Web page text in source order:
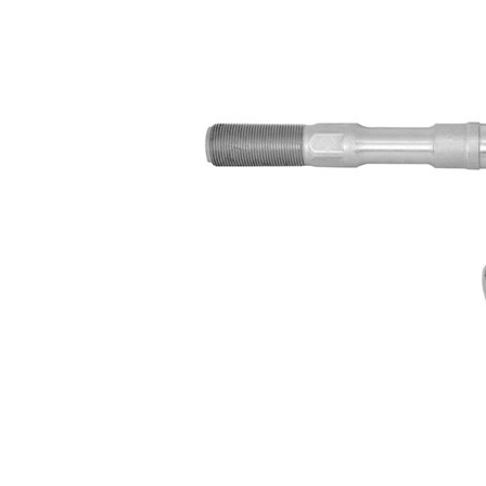
extins/Informatii
de extindere
unsoare
sintetică
Dimensiune